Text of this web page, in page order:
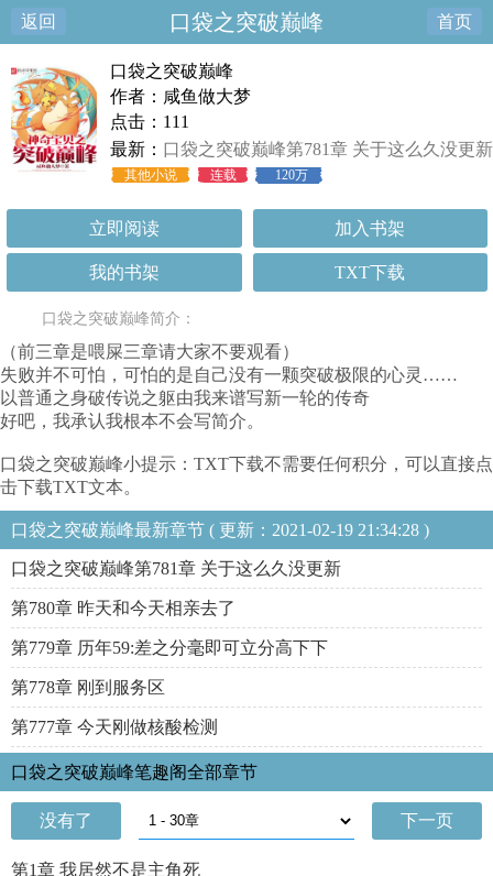
返回 口袋之突破巅峰 首页
口袋之突破巅峰
作者：咸鱼做大梦
点击：111
最新： 口袋之突破巅峰第781章 关于这么久没更新
其他小说 连载 120万
立即阅读 加入书架
我的书架 TXT下载
口袋之突破巅峰简介：
（前三章是喂屎三章请大家不要观看）
失败并不可怕，可怕的是自己没有一颗突破极限的心灵……
以普通之身破传说之躯由我来谱写新一轮的传奇
好吧，我承认我根本不会写简介。
口袋之突破巅峰小提示：TXT下载不需要任何积分，可以直接点
击下载TXT文本。
口袋之突破巅峰最新章节 ( 更新：2021-02-19 21:34:28 )
口袋之突破巅峰第781章 关于这么久没更新
第780章 昨天和今天相亲去了
第779章 历年59:差之分毫即可立分高下下
第778章 刚到服务区
第777章 今天刚做核酸检测
口袋之突破巅峰笔趣阁全部章节
没有了 下一页
第1章 我居然不是主角死